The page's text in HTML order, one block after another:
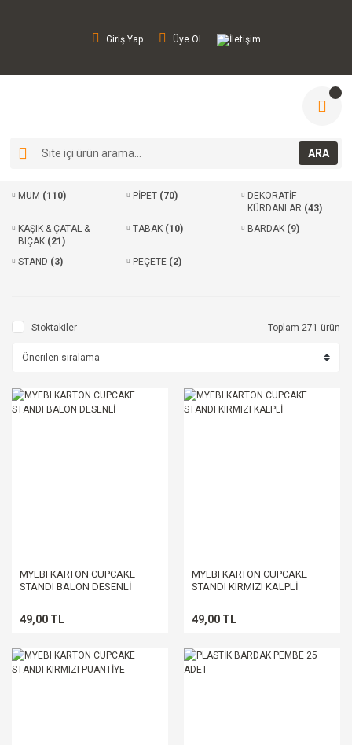
Giriş Yap Üye Ol İletişim
ARA
MUM (110) PİPET (70)
DEKORATİF
KÜRDANLAR (43)
KAŞIK & ÇATAL &
BIÇAK (21)
TABAK (10) BARDAK (9)
STAND (3) PEÇETE (2)
Stoktakiler Toplam 271 ürün
MYEBI KARTON CUPCAKE
STANDI BALON DESENLİ
49,00 TL
MYEBI KARTON CUPCAKE
STANDI KIRMIZI KALPLİ
49,00 TL